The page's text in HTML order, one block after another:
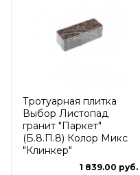
Тротуарная плитка
Выбор Листопад
гранит "Паркет"
(Б.8.П.8) Колор Микс
"Клинкер"
1 839.00 руб.